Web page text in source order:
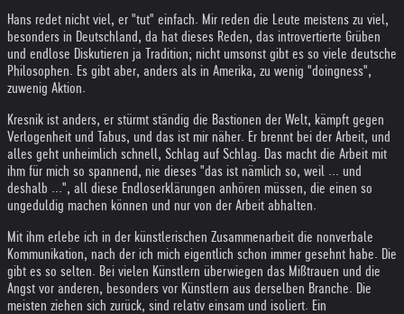
Hans redet nicht viel, er "tut" einfach. Mir reden die Leute meistens zu viel,
besonders in Deutschland, da hat dieses Reden, das introvertierte Grüben
und endlose Diskutieren ja Tradition; nicht umsonst gibt es so viele deutsche
Philosophen. Es gibt aber, anders als in Amerika, zu wenig "doingness",
zuwenig Aktion.
Kresnik ist anders, er stürmt ständig die Bastionen der Welt, kämpft gegen
Verlogenheit und Tabus, und das ist mir näher. Er brennt bei der Arbeit, und
alles geht unheimlich schnell, Schlag auf Schlag. Das macht die Arbeit mit
ihm für mich so spannend, nie dieses "das ist nämlich so, weil ... und
deshalb ...", all diese Endloserklärungen anhören müssen, die einen so
ungeduldig machen können und nur von der Arbeit abhalten.
Mit ihm erlebe ich in der künstlerischen Zusammenarbeit die nonverbale
Kommunikation, nach der ich mich eigentlich schon immer gesehnt habe. Die
gibt es so selten. Bei vielen Künstlern überwiegen das Mißtrauen und die
Angst vor anderen, besonders vor Künstlern aus derselben Branche. Die
meisten ziehen sich zurück, sind relativ einsam und isoliert. Ein